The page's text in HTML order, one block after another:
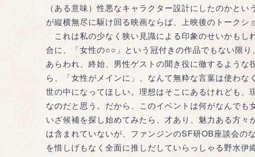
（ある意味）性悪なキャラクター設計にしたのかと
が縦横無尽に駆け回る映画ならば、上映後のトークシ
これは私の少なく狭い見識による印象のせいかもし
合に、「女性の○○」という冠付きの作品でもない限
あらわれ、終始、男性ゲストの聞き役に徹するよう
ら、「女性がメインに」、なんて無粋な言葉は使わ
世の中になってほしい。理想はそこにあるけれども
なのだと思う。だから、このイベントは何がなんでも
いざ候補を探し始めてみたら、才あり、魅力ある方
は含まれていないが、ファンジンのSF研OB座談会の
を惜しげもなく全面に推しだしていらっしゃる野水